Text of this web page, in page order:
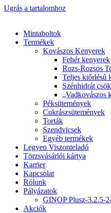
Ugrás a tartalomhoz
Mintaboltok
Termékek
Kovászos Kenyerek
Fehér kenyerek
Rozs-Rozsos
Teljes kiőrlésű
Szénhidrát
„Vadkovászos
Péksütemények
Cukrászsütemények
Torták
Szendvicsek
Egyéb termékek
Legyen Viszonteladó
Törzsvásárlói kártya
Karrier
Kapcsolat
Rólunk
Pályázatok
GINOP Plusz-3.2.5-
Akciók